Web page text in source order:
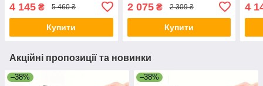
150° Чорний
4 145 ₴ 5 460 ₴
Купити
дому для догляду за
дітьми і тваринами
2 075₴ 2 309 ₴
Купити
4
Акційні пропозиції та новинки
–38% –38%